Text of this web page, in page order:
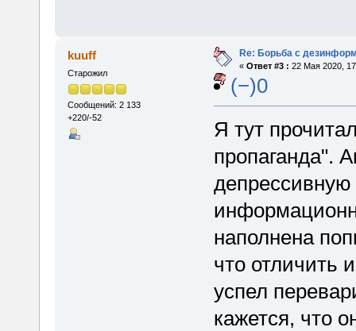
kuuff
Старожил
Сообщений: 2 133
+220/-52
Re: Борьба с
« Ответ #3 : 22 Мая 2020,
(−)0
Я тут
пропаганда".
депрессивную
наполнена
что отличить
успел
кажется, что